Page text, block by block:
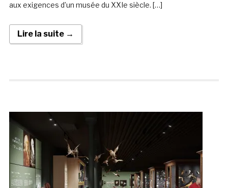
aux exigences d’un musée du XXIe siècle. […]
Lire la suite →